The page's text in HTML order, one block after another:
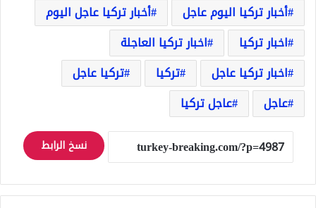
أخبار تركيا اليوم عاجل
أخبار تركيا عاجل اليوم
اخبار تركيا
اخبار تركيا العاجلة
اخبار تركيا عاجل
تركيا
تركيا عاجل
عاجل
عاجل تركيا
نسخ الرابط